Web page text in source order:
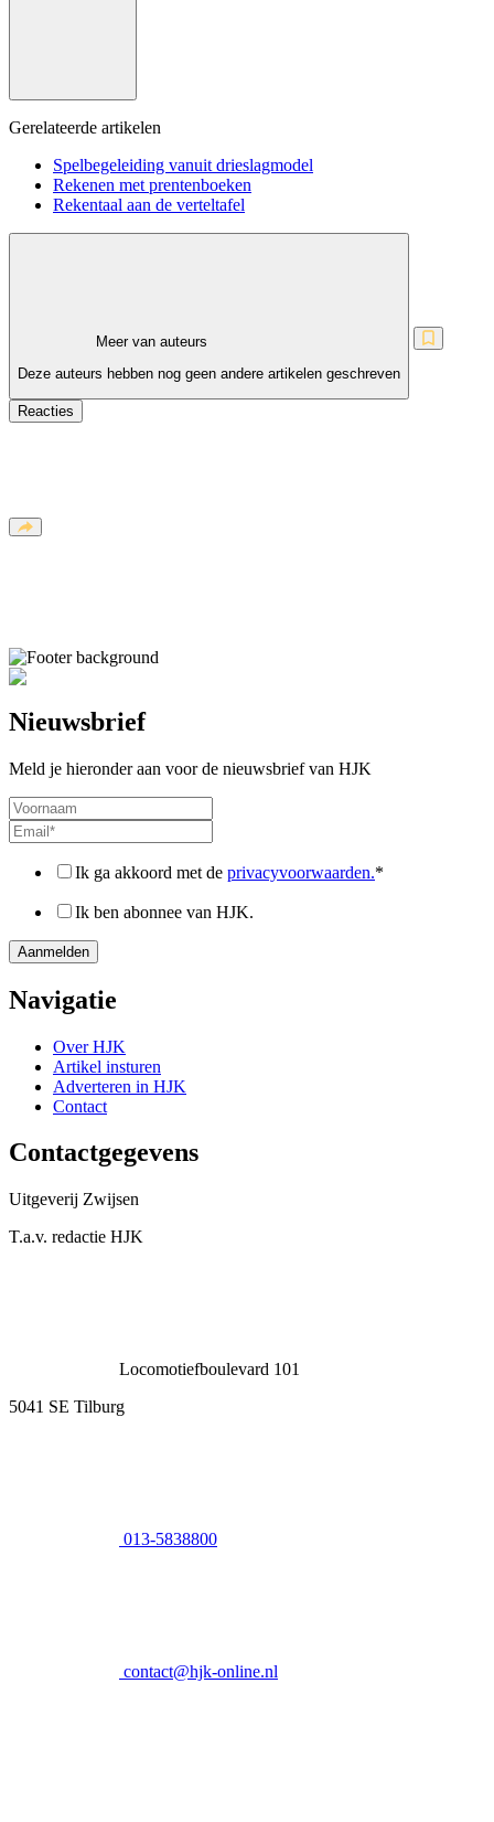
Gerelateerde artikelen
Spelbegeleiding vanuit drieslagmodel
Rekenen met prentenboeken
Rekentaal aan de verteltafel
Meer van auteurs
Deze auteurs hebben nog geen andere artikelen geschreven
Reacties
Nieuwsbrief
Meld je hieronder aan voor de nieuwsbrief van HJK
Ik ga akkoord met de privacyvoorwaarden.*
Ik ben abonnee van HJK.
Navigatie
Over HJK
Artikel insturen
Adverteren in HJK
Contact
Contactgegevens
Uitgeverij Zwijsen
T.a.v. redactie HJK
Locomotiefboulevard 101
5041 SE Tilburg
013-5838800
contact@hjk-online.nl